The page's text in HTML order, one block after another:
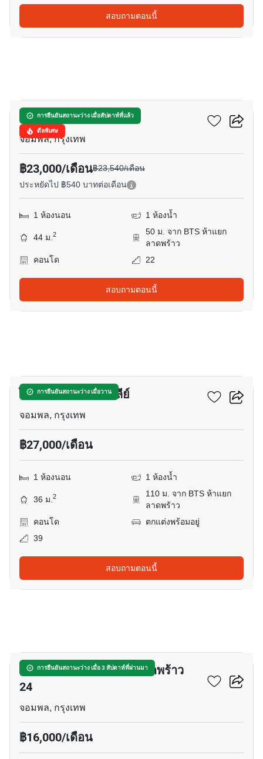
สอบถามตอนนี้
การยืนยันสถานะว่าง เมื่อสัปดาห์ที่แล้ว
ดีลพิเศษ
เอ็ม ลาดพร้าว
จอมพล, กรุงเทพ
฿23,000/เดือน฿23,540/เดือน
ประหยัดไป ฿540 บาทต่อเดือน
1 ห้องนอน 1 ห้องน้ำ
44 ม.2
50 ม. จาก BTS ห้าแยก
ลาดพร้าว
คอนโด
22
สอบถามตอนนี้
การยืนยันสถานะว่าง เมื่อวาน
ไลฟ์ ลาดพร้าว แวลลีย์
จอมพล, กรุงเทพ
฿27,000/เดือน
1 ห้องนอน 1 ห้องน้ำ
36 ม.2
110 ม. จาก BTS ห้าแยก
ลาดพร้าว
คอนโด
ตกแต่งพร้อมอยู่
39
สอบถามตอนนี้
การยืนยันสถานะว่าง เมื่อ 3 สัปดาห์ที่ผ่านมา
แชปเตอร์ วัน มิดทาวน์ ลาดพร้าว
24
จอมพล, กรุงเทพ
฿16,000/เดือน